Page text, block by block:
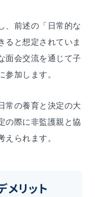
、前述の「日常的な
ると想定されていま
面会交流を通じて子
参加します。
常の養育と決定の大
の際に非監護親と協
えられます。
メリット